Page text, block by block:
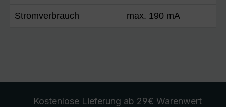
Stromverbrauch max. 190 mA
Kostenlose Lieferung ab 29€ Warenwert